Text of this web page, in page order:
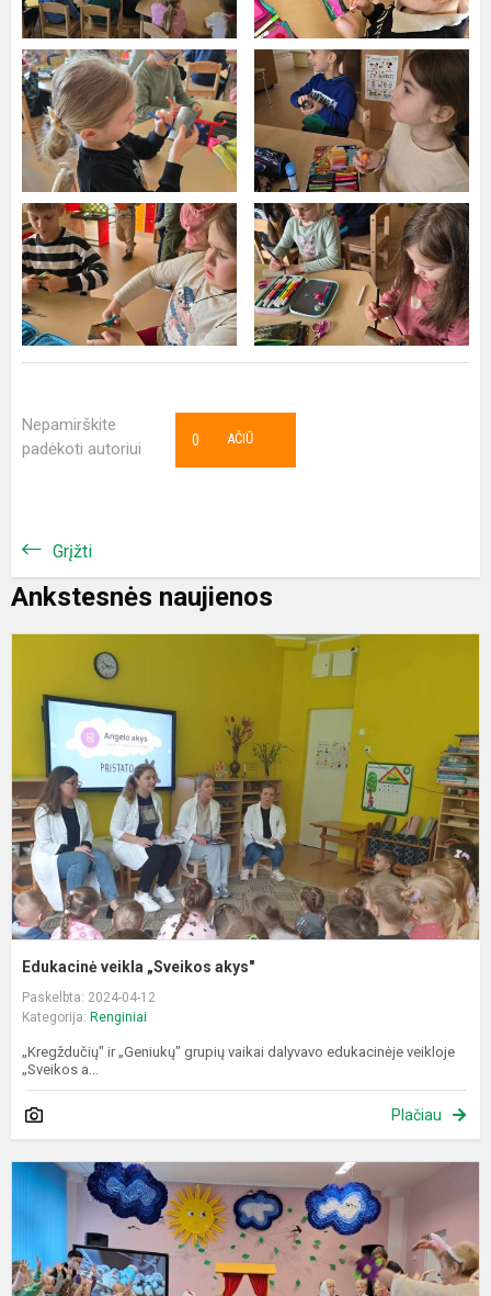
Nepamirškite
padėkoti autoriui
AČIŪ
0
Grįžti
Ankstesnės naujienos
Edukacinė veikla „Sveikos akys"
Paskelbta: 2024-04-12
Kategorija: Renginiai
„Kregždučių" ir „Geniukų" grupių vaikai dalyvavo edukacinėje veikloje
„Sveikos a...
Plačiau